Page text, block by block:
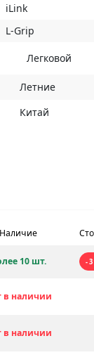
iLink
L-Grip
Легковой
Летние
Китай
Наличие
10 шт. - 3
в наличии
в наличии